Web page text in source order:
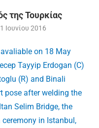
της Τουρκίας
1 Ιουνίου 2016